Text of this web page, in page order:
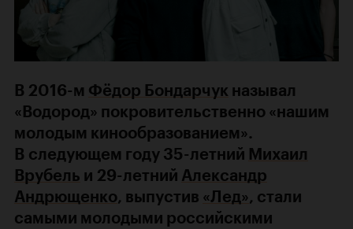
В 2016-м Фёдор Бондарчук называл
«Водород» покровительственно «нашим
молодым кинообразованием».
В следующем году 35-летний Михаил
Врубель и 29-летний Александр
Андрющенко, выпустив «Лед», стали
самыми молодыми российскими